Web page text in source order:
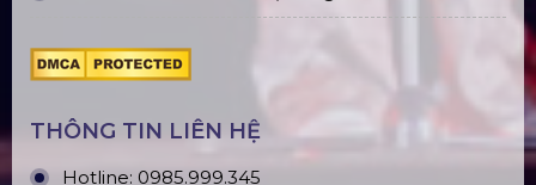
TRIỂN HOÀNG SA VIỆT
Số tài khoản:134053669
Ngân hàng: Á Châu (ACB)
Chi nhánh: PGD Bình Trị Đông